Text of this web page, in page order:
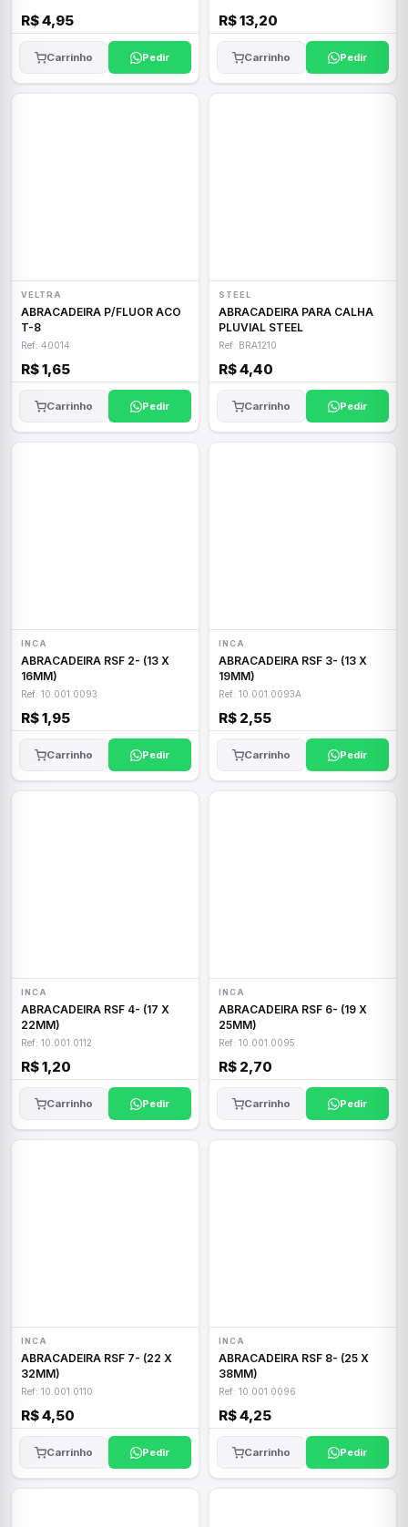
R$ 4,95
Carrinho Pedir
R$ 13,20
Carrinho Pedir
VELTRA
ABRACADEIRA P/FLUOR ACO
T-8
Ref: 40014
R$ 1,65
Carrinho Pedir
STEEL
ABRACADEIRA PARA CALHA
PLUVIAL STEEL
Ref: BRA1210
R$ 4,40
Carrinho Pedir
INCA
ABRACADEIRA RSF 2- (13 X
16MM)
Ref: 10.001.0093
R$ 1,95
Carrinho Pedir
INCA
ABRACADEIRA RSF 3- (13 X
19MM)
Ref: 10.001.0093A
R$ 2,55
Carrinho Pedir
INCA
ABRACADEIRA RSF 4- (17 X
22MM)
Ref: 10.001.0112
R$ 1,20
Carrinho Pedir
INCA
ABRACADEIRA RSF 6- (19 X
25MM)
Ref: 10.001.0095
R$ 2,70
Carrinho Pedir
INCA
ABRACADEIRA RSF 7- (22 X
32MM)
Ref: 10.001.0110
R$ 4,50
Carrinho Pedir
INCA
ABRACADEIRA RSF 8- (25 X
38MM)
Ref: 10.001.0096
R$ 4,25
Carrinho Pedir